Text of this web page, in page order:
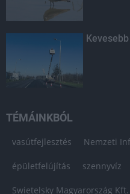
TÉMÁINKBÓL
vasútfejlesztés Nemzeti
épületfelújítás szennyvíz
Swietelsky Magyarország Kft.